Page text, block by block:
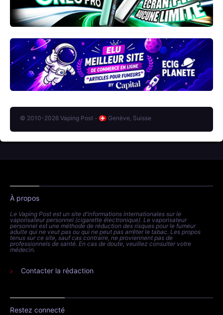
© 2010-2026 Vaping Post - Genève, Suisse
À propos
Le Vaping Post est un site d'informations internationales sur le
vaporisateur personnel (cigarette électronique). Le vaporisateur
personnel est une méthode de réduction des risques pour le fumeur
adulte qui ne veut pas ou qui ne peut pas arrêter le tabac. Les propos
tenus sur ce site, sauf cas contraire, ne proviennent pas de
professionnels de santé. En cas de doute, veuillez consulter votre
médecin.
Contacter la rédaction
Restez connecté